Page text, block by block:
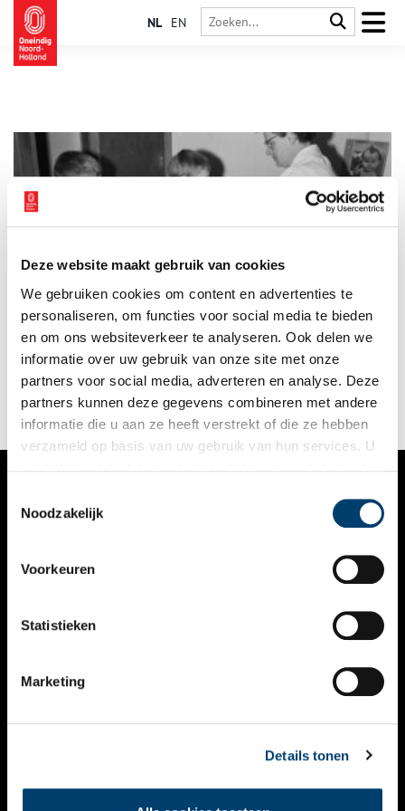
Deze website maakt gebruik van cookies
We gebruiken cookies om content en advertenties te
personaliseren, om functies voor social media te bieden
en om ons websiteverkeer te analyseren. Ook delen we
informatie over uw gebruik van onze site met onze
partners voor social media, adverteren en analyse. Deze
partners kunnen deze gegevens combineren met andere
informatie die u aan ze heeft verstrekt of die ze hebben
verzameld op basis van uw gebruik van hun services. U
Noodzakelijk
Voorkeuren
Statistieken
Marketing
Details tonen
NL EN
Tegenwoordig kunnen we ons weinig voorstellen dat
droeviger is dan ouders die hun kinderen overleven. Maar nog
geen honderd jaar geleden hoorde kindersterfte onlosmakelijk
bij het leven. Infectieziekten als polio, difterie en mazelen
sloegen blijvende gaten in jonge gezinnen. Dankzij het in
1957 gestarte Rijksvaccinatieprogramma zijn dit soort
epidemieën zeldzaam geworden.
VERHALEN
KALENDER
THEMA’S
VIDEO’S
CONTACT